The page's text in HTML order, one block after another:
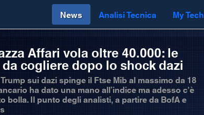
News Analisi Tecnica My Tech
Affari vola oltre 40.000: le
cogliere dopo lo shock dazi
sui dazi spinge il Ftse Mib al massimo da 18
ha dato una mano all’indice ma adesso c'è
bolla. Il punto degli analisti, a partire da BofA e